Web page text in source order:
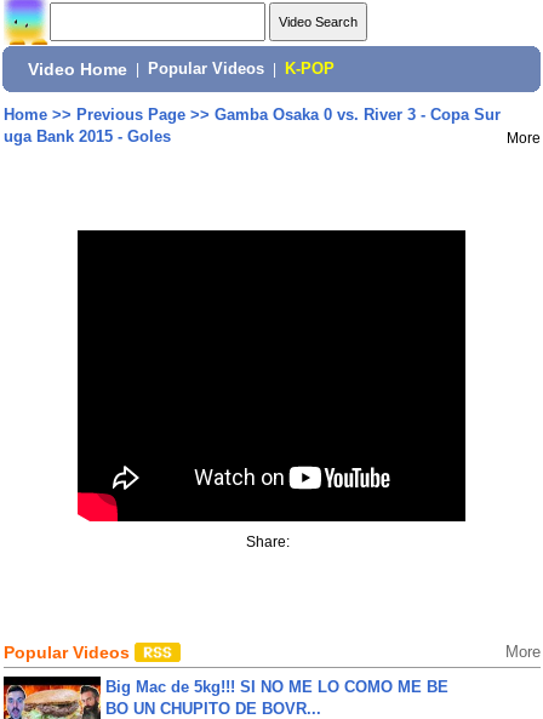
Video Home Popular Videos K-POP
Home>> Previous Page>> Gamba Osaka 0 vs. River 3 - Copa Sur
uga Bank 2015 - Goles
More
Share:
Popular Videos More
Big Mac de 5kg!!! SI NO ME LO COMO ME BE
BO UN CHUPITO DE BOVR...